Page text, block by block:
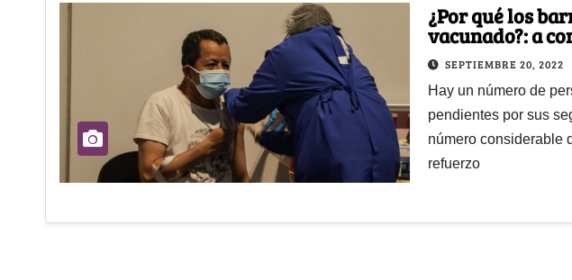
¿Por qué los
vacunado?: a
contra Covid-19
SEPTIEMBRE 20, 2022
Hay un número de
pendientes por sus
número considerable
refuerzo